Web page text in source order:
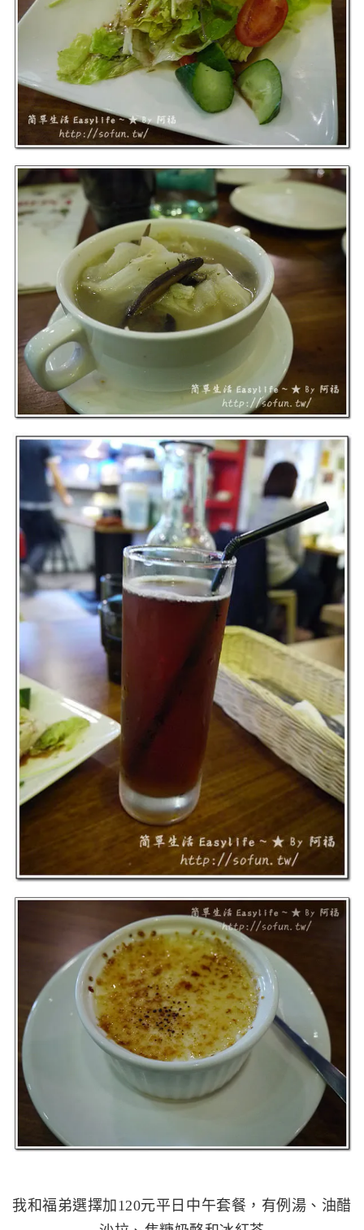
我和福弟選擇加120元平日中午套餐，有例湯、油醋